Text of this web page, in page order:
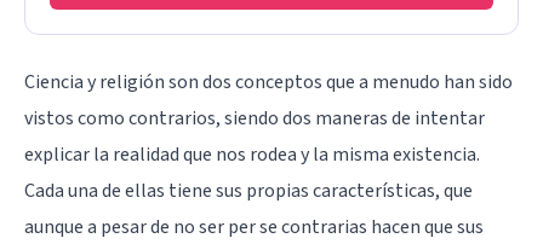
Ciencia y religión son dos conceptos que a menudo han sido
vistos como contrarios, siendo dos maneras de intentar
explicar la realidad que nos rodea y la misma existencia.
Cada una de ellas tiene sus propias características, que
aunque a pesar de no ser per se contrarias hacen que sus